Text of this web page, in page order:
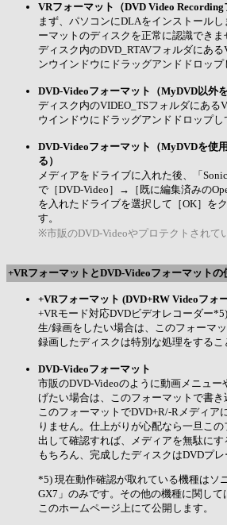
VRフォーマット（DVD Video Recording
まず、パソコンにDLAをインストール
ーマットのディスクを正常に認識できま
ディスク内のDVD_RTAVフォルダにあ
ンウインドウにドラッグアンドドロップ
DVD-Videoフォーマット（MyDVD以外
ディスク内のVIDEO_TSフォルダにある
ウインドウにドラッグアンドドロップし
DVD-Videoフォーマット（MyDVDを使
る）
メディアをドライブに入れた後、「
で［DVD-Video］→［既に編集済みの
を入れたドライブを選択して［OK］を
す。
※市販のDVD-Videoやプロテクトされて
+VRフォーマットとDVD-Videoフォーマットの
+VRフォーマット (DVD+RW Videoフォ
+VRモード対応DVDビデオレコーダー
生/録画をしたい場合は、このフォーマ
録画したディスクは特別な処理をする
DVD-Videoフォーマット
市販のDVD-Videoのように動画メニュ
げたい場合は、このフォーマットで書き
このフォーマットでDVD+R/-Rメディ
りません。仕上がりが心配なら一旦こ
出して確認すれば、メディアを無駄にす
もちろん、完成したディスクはDVDプ
*5) 現在動作確認が取れている機種はソ
GX7」のみです。その他の機種に関して
このホームページ上にて公開します。